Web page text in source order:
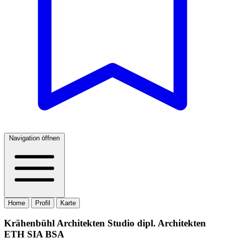
Navigation öffnen
Home Profil Karte
Krähenbühl Architekten Studio dipl. Architekten
ETH SIA BSA